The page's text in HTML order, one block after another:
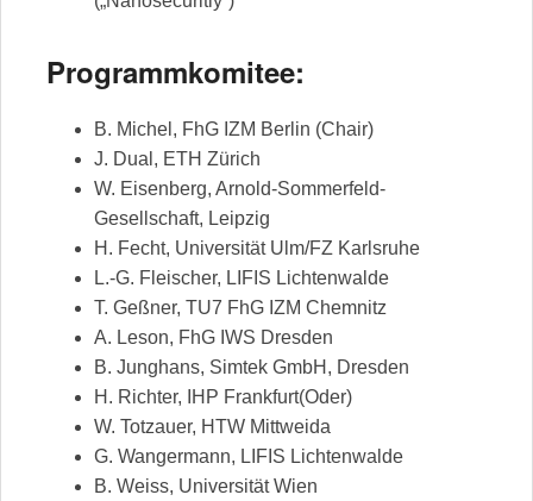
Programmkomitee:
B. Michel, FhG IZM Berlin (Chair)
J. Dual, ETH Zürich
W. Eisenberg, Arnold-Sommerfeld-
Gesellschaft, Leipzig
H. Fecht, Universität Ulm/FZ Karlsruhe
L.-G. Fleischer, LIFIS Lichtenwalde
T. Geßner, TU7 FhG IZM Chemnitz
A. Leson, FhG IWS Dresden
B. Junghans, Simtek GmbH, Dresden
H. Richter, IHP Frankfurt(Oder)
W. Totzauer, HTW Mittweida
G. Wangermann, LIFIS Lichtenwalde
B. Weiss, Universität Wien